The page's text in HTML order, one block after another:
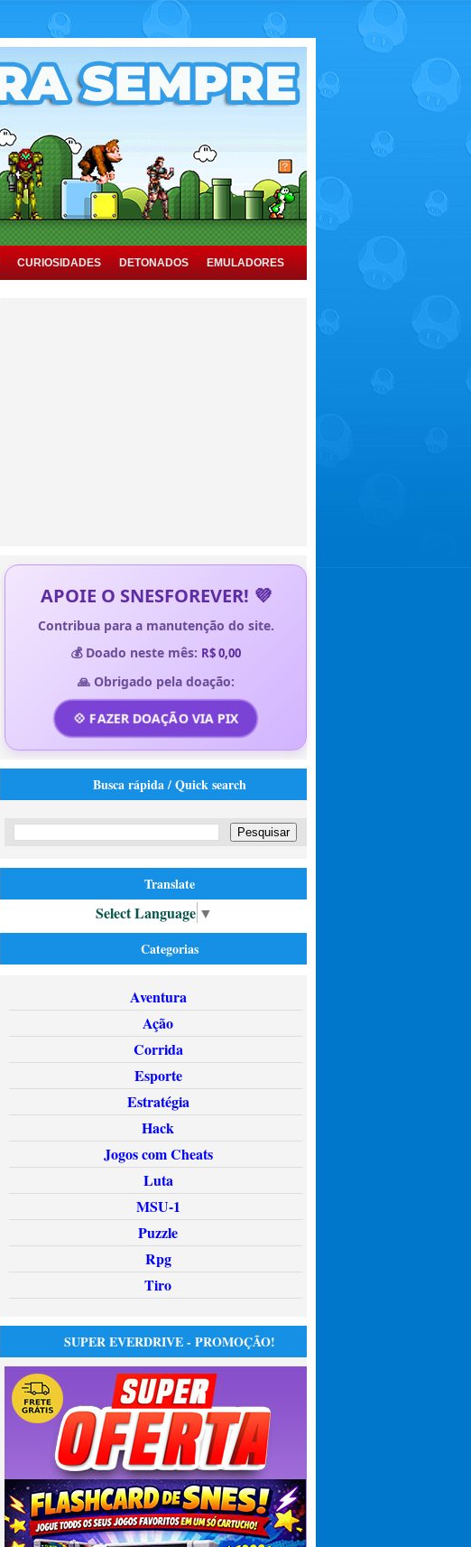
CURIOSIDADES DETONADOS EMULADORES
APOIE O SNESFOREVER! 💜
Contribua para a manutenção do site.
💰 Doado neste mês: R$ 0,00
🙏 Obrigado pela doação:
💠 FAZER DOAÇÃO VIA PIX
Busca rápida / Quick search
Translate
Select Language ▼
Categorias
Aventura
Ação
Corrida
Esporte
Estratégia
Hack
Jogos com Cheats
Luta
MSU-1
Puzzle
Rpg
Tiro
SUPER EVERDRIVE - PROMOÇÃO!